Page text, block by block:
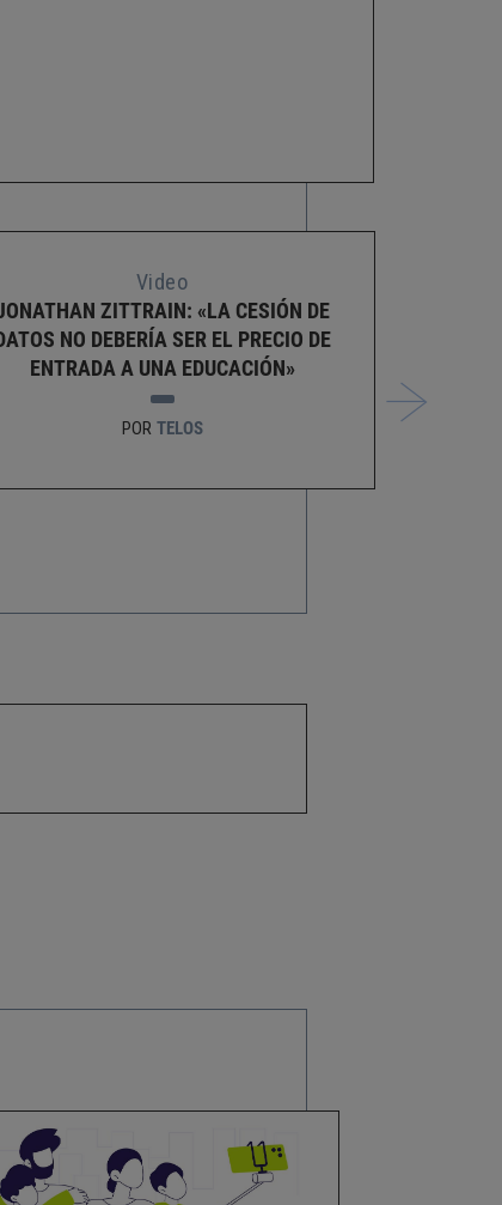
Video
ZITTRAIN: «LA CESIÓN DE
NO DEBERÍA SER EL PRECIO DE
ENTRADA A UNA EDUCACIÓN»
POR TELOS